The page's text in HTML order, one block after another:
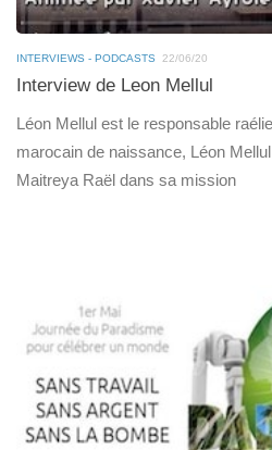
INTERVIEWS - PODCASTS 22/06/20
Interview de Leon Mellul
Léon Mellul est le responsable
marocain de naissance, Léon
Maitreya Raël dans sa mission